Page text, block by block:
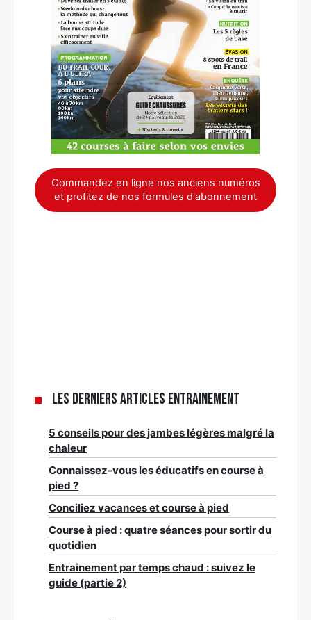
Commandez en ligne nos anciens numéros
et profitez de nos formules d'abonnement
Les derniers articles Entrainement
5 conseils pour des jambes légères malgré la
chaleur
Connaissez-vous les éducatifs en course à
pied ?
Conciliez vacances et course à pied
Course à pied : quatre séances pour sortir du
quotidien
Entrainement par temps chaud : suivez le
guide (partie 2)